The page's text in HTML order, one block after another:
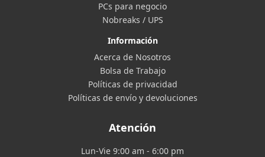
PCs para negocio
Nobreaks / UPS
Información
Acerca de Nosotros
Bolsa de Trabajo
Políticas de privacidad
Políticas de envío y devoluciones
Atención
Lun-Vie 9:00 am - 6:00 pm